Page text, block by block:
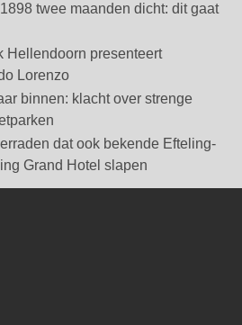
twee maanden dicht: dit gaat
Hellendoorn presenteert
Lorenzo
binnen: klacht over strenge
dat ook bekende Efteling-
Grand Hotel slapen